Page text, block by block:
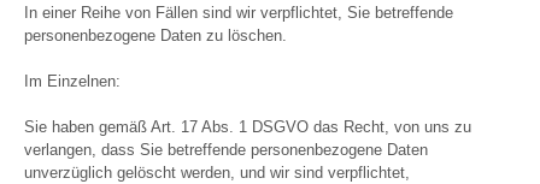
In einer Reihe von Fällen sind wir verpflichtet, Sie betreffende
personenbezogene Daten zu löschen.
Im Einzelnen:
Sie haben gemäß Art. 17 Abs. 1 DSGVO das Recht, von uns zu
verlangen, dass Sie betreffende personenbezogene Daten
unverzüglich gelöscht werden, und wir sind verpflichtet,